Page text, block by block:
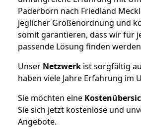
Paderborn nach Friedland
jeglicher Größenordnung und
somit garantieren, dass wir für
passende Lösung finden
Unser Netzwerk ist sorgfältig
haben viele Jahre Erfahrung im
Sie möchten eine
Sie sich jetzt kostenlose und
Angebote.